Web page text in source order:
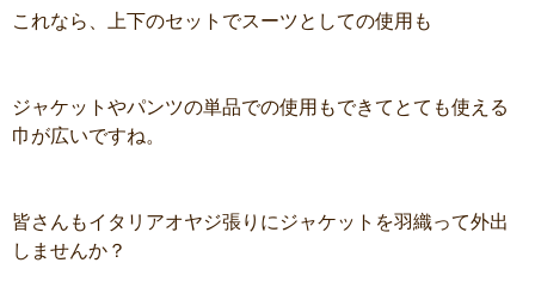
これなら、上下のセットでスーツとしての使用も
ジャケットやパンツの単品での使用もできてとても使える
巾が広いですね。
皆さんもイタリアオヤジ張りにジャケットを羽織って外出
しませんか？